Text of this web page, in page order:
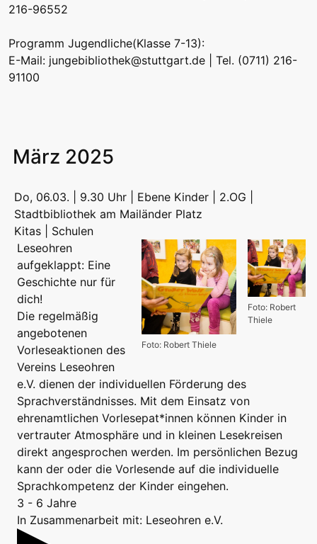
216-96552
Programm Jugendliche(Klasse 7-13):
E-Mail: jungebibliothek@stuttgart.de | Tel. (0711) 216-
91100
März 2025
Do, 06.03. | 9.30 Uhr | Ebene Kinder | 2.OG |
Stadtbibliothek am Mailänder Platz
Kitas | Schulen
Foto: Robert
Thiele
Foto: Robert Thiele
Leseohren
aufgeklappt: Eine
Geschichte nur für
dich!
Die regelmäßig
angebotenen
Vorleseaktionen des
Vereins Leseohren
e.V. dienen der individuellen Förderung des
Sprachverständnisses. Mit dem Einsatz von
ehrenamtlichen Vorlesepat*innen können Kinder in
vertrauter Atmosphäre und in kleinen Lesekreisen
direkt angesprochen werden. Im persönlichen Bezug
kann der oder die Vorlesende auf die individuelle
Sprachkompetenz der Kinder eingehen.
3 - 6 Jahre
In Zusammenarbeit mit: Leseohren e.V.